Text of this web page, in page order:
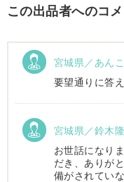
この出品者へのコ
宮城県／あんこ
要望通りに答
宮城県／鈴木
お世話になり
だき、ありが
備がされてい